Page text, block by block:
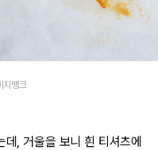
지뱅크
, 거울을 보니 흰 티셔츠에